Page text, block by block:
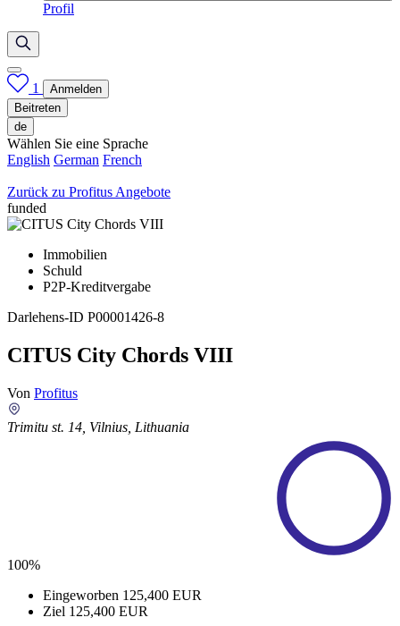
Profil
1
Anmelden
Beitreten
de
Wählen Sie eine Sprache
English German French
Zurück zu Profitus Angebote
funded
Immobilien
Schuld
P2P-Kreditvergabe
Darlehens-ID P00001426-8
CITUS City Chords VIII
Von Profitus
Trimitu st. 14, Vilnius, Lithuania
100%
Eingeworben 125,400 EUR
Ziel 125,400 EUR